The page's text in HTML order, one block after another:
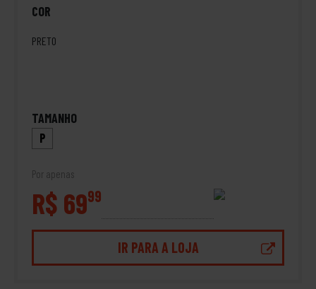
COR
PRETO
TAMANHO
P
Por apenas
R$ 6999
IR PARA A LOJA